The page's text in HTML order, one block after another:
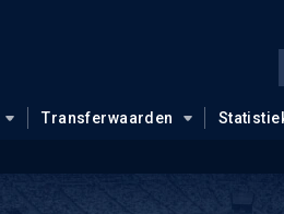
Transferwaarden